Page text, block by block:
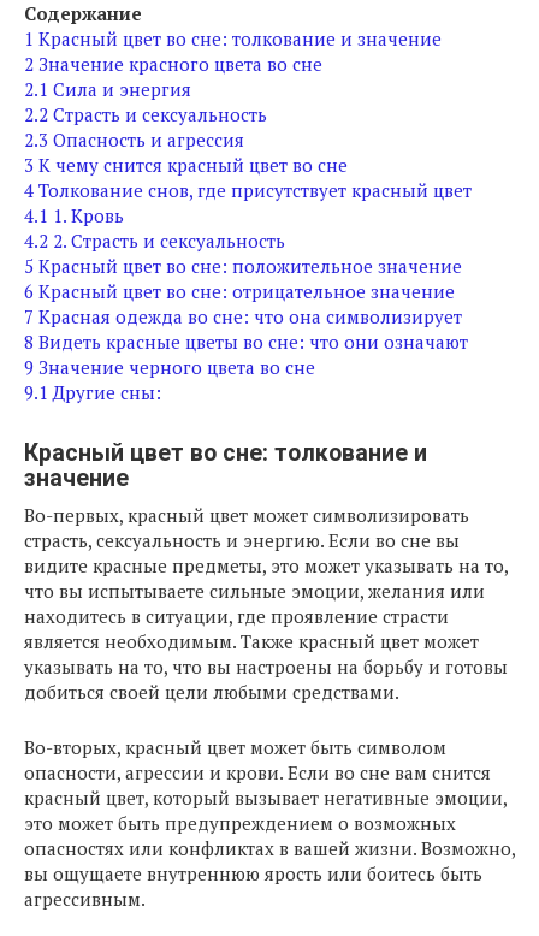
Содержание
1 Красный цвет во сне: толкование и значение
2 Значение красного цвета во сне
2.1 Сила и энергия
2.2 Страсть и сексуальность
2.3 Опасность и агрессия
3 К чему снится красный цвет во сне
4 Толкование снов, где присутствует красный цвет
4.1 1. Кровь
4.2 2. Страсть и сексуальность
5 Красный цвет во сне: положительное значение
6 Красный цвет во сне: отрицательное значение
7 Красная одежда во сне: что она символизирует
8 Видеть красные цветы во сне: что они означают
9 Значение черного цвета во сне
9.1 Другие сны:
Красный цвет во сне: толкование и
значение
Во-первых, красный цвет может символизировать
страсть, сексуальность и энергию. Если во сне вы
видите красные предметы, это может указывать на то,
что вы испытываете сильные эмоции, желания или
находитесь в ситуации, где проявление страсти
является необходимым. Также красный цвет может
указывать на то, что вы настроены на борьбу и готовы
добиться своей цели любыми средствами.
Во-вторых, красный цвет может быть символом
опасности, агрессии и крови. Если во сне вам снится
красный цвет, который вызывает негативные эмоции,
это может быть предупреждением о возможных
опасностях или конфликтах в вашей жизни. Возможно,
вы ощущаете внутреннюю ярость или боитесь быть
агрессивным.